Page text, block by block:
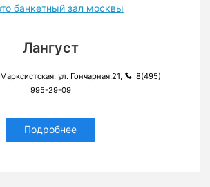
Лангуст
Марксистская, ул. Гончарная,21,
8(495)
995-29-09
Подробнее